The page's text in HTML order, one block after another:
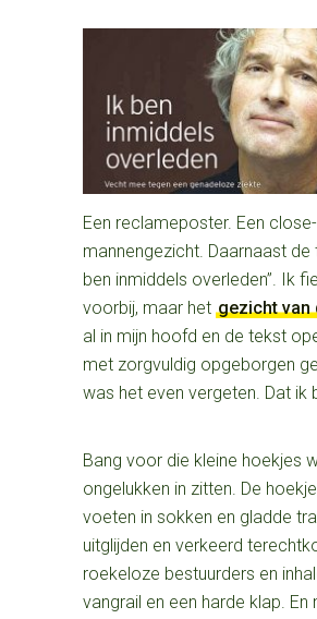
Een reclameposter. Een
mannengezicht. Daarnaast de
ben inmiddels overleden”. Ik
voorbij, maar het gezicht van
al in mijn hoofd en de tekst
met zorgvuldig opgeborgen
was het even vergeten. Dat ik
Bang voor die kleine hoekjes
ongelukken in zitten. De
voeten in sokken en gladde
uitglijden en verkeerd
roekeloze bestuurders en
vangrail en een harde klap. En